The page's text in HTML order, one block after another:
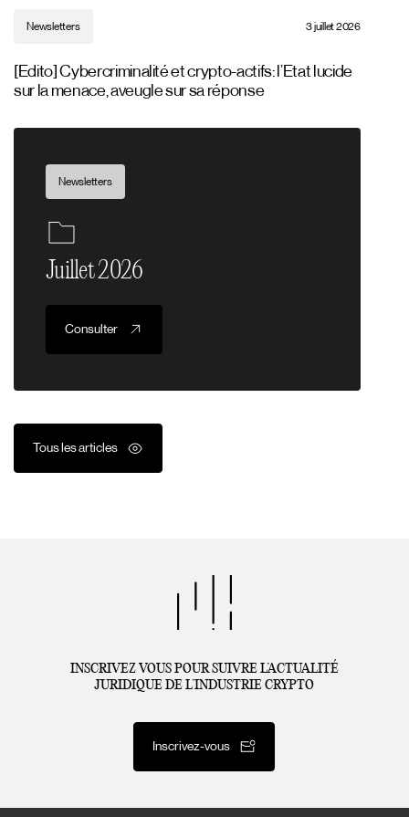
Tous les articles
Newsletters 3 juillet 2026
[Edito] Cybercriminalité et crypto-actifs: l’Etat lucide
sur la menace, aveugle sur sa réponse
Newsletters
Juillet 2026
Consulter
INSCRIVEZ VOUS POUR SUIVRE L’ACTUALITÉ
JURIDIQUE DE L’INDUSTRIE CRYPTO
Inscrivez-vous